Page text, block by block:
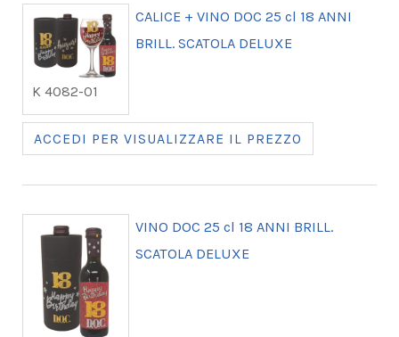
K 4082-01
CALICE + VINO DOC 25 cl 18 ANNI
BRILL. SCATOLA DELUXE
ACCEDI PER VISUALIZZARE IL PREZZO
VINO DOC 25 cl 18 ANNI BRILL.
SCATOLA DELUXE